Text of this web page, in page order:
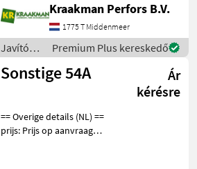
DEERE MAAIDEK 42M
BM27780 42 inch / 122 cm
JOHN DEERE MAAIDEK 42M
BM27780 42 inch
Kraakman Perfors B.V.
1775 T Middenmeer
Javítókészletek
és
alkatrészek
Premium Plus kereskedő
Sonstige 54A
Ár
kérésre
== Overige details (NL) ==
prijs: Prijs op aanvraag